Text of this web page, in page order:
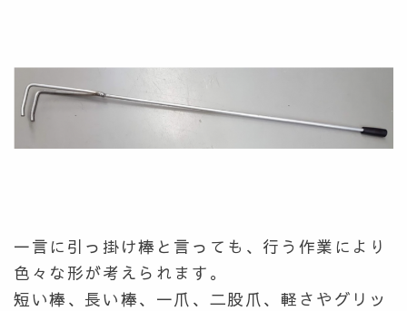
一言に引っ掛け棒と言っても、行う作業により
色々な形が考えられます。
短い棒、長い棒、一爪、二股爪、軽さやグリッ